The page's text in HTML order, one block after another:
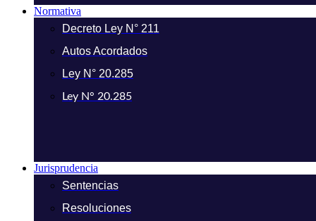
Normativa
Decreto Ley N° 211
Autos Acordados
Ley N° 20.285
Ley N° 20.285
Jurisprudencia
Sentencias
Resoluciones